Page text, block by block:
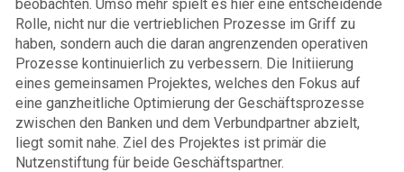
beobachten. Umso mehr spielt es hier eine entscheidende
Rolle, nicht nur die vertrieblichen Prozesse im Griff zu
haben, sondern auch die daran angrenzenden operativen
Prozesse kontinuierlich zu verbessern. Die Initiierung
eines gemeinsamen Projektes, welches den Fokus auf
eine ganzheitliche Optimierung der Geschäftsprozesse
zwischen den Banken und dem Verbundpartner abzielt,
liegt somit nahe. Ziel des Projektes ist primär die
Nutzenstiftung für beide Geschäftspartner.